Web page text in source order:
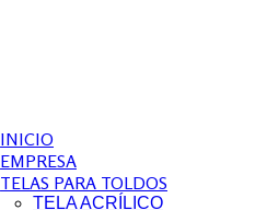
INICIO
EMPRESA
TELAS PARA TOLDOS
TELA ACRÍLICO